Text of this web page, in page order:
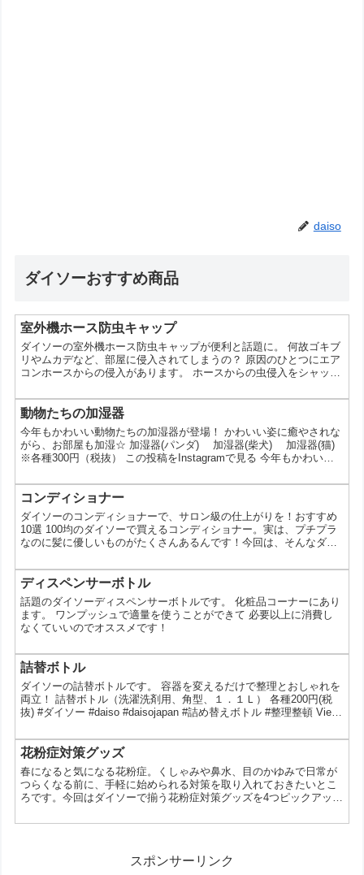
daiso
ダイソーおすすめ商品
室外機ホース防虫キャップ
ダイソーの室外機ホース防虫キャップが便利と話題に。 何故ゴキブ
リやムカデなど、部屋に侵入されてしまうの？ 原因のひとつにエア
コンホースからの侵入があります。 ホースからの虫侵入をシャット
Instagramで見る 何故ゴキブリやムカデなど、部屋に侵入されてし
まうの？原因のひとつにエアコンホースからの侵入があります。 ホ
ースからの虫侵入をシャットアウト！ ●室外機ホース防虫キャップ
各種100円(税抜) ※店舗...
動物たちの加湿器
今年もかわいい動物たちの加湿器が登場！ かわいい姿に癒やされな
がら、お部屋も加湿☆ 加湿器(パンダ) 加湿器(柴犬) 加湿器(猫)
※各種300円（税抜） この投稿をInstagramで見る 今年もかわいい
加湿☆ . 加湿器(パンダ) 加湿器(柴犬) 加湿器(猫) ※各種300円
（税抜） ※店舗によって品揃えが異なり、在庫がない場合がござい
ます。 ※商品パッケージの説明文を読ん...
コンディショナー
ダイソーのコンディショナーで、サロン級の仕上がりを！おすすめ
10選 100均のダイソーで買えるコンディショナー。実は、プチプラ
なのに髪に優しいものがたくさんあるんです！今回は、そんなダイ
を解決し、もっと自信を持って過ごせるようにサポートします。 1
位 ダメージヘアに！補修効果の高いコンディショナー パサつきや
切れ毛が気になる方におすすめ。髪の内側から補修し、なめらかな
髪へと導きます。 2位 頭皮のニオイが気になる方...
ディスペンサーボトル
話題のダイソーディスペンサーボトルです。 化粧品コーナーにあり
ます。 ワンプッシュで適量を使うことができて 必要以上に消費し
なくていいのでオススメです！
詰替ボトル
ダイソーの詰替ボトルです。 容器を変えるだけで整理とおしゃれを
両立！ 詰替ボトル（洗濯洗剤用、角型、１．１Ｌ） 各種200円(税
抜) #ダイソー #daiso #daisojapan #詰め替えボトル #整理整頓 View
4940921835083 詰替ボトル（洗濯洗剤用、角型、１．１Ｌ） 各種
200円(税抜) #ダイソー #daiso #daisojapan #詰め替えボトル #整理
整...
花粉症対策グッズ
春になると気になる花粉症。くしゃみや鼻水、目のかゆみで日常が
つらくなる前に、手軽に始められる対策を取り入れておきたいとこ
ろです。今回はダイソーで揃う花粉症対策グッズを4つピックアッ
方法を紹介します。 ダイソーで揃う花粉症対策アイテム 保湿ティ
込110円） 保湿ティッシュ｜...スポンサーリンク